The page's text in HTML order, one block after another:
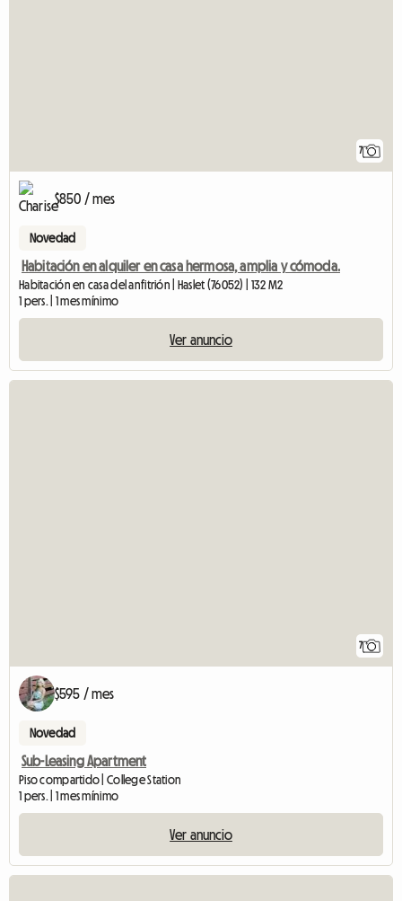
7
$850 / mes
Novedad
Habitación en alquiler en casa hermosa, amplia y cómoda.
Habitación en casa del anfitrión | Haslet (76052) | 132 M2
1 pers. | 1 mes mínimo
Ver anuncio
7
$595 / mes
Novedad
Sub-Leasing Apartment
Piso compartido | College Station
1 pers. | 1 mes mínimo
Ver anuncio